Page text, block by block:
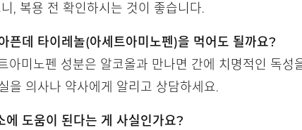
, 복용 전 확인하시는 것이 좋습니다.
픈데 타이레놀(아세트아미노펜)을 먹어도 될까요?
아미노펜 성분은 알코올과 만나면 간에 치명적인 독
을 의사나 약사에게 알리고 상담하세요.
도움이 된다는 게 사실인가요?